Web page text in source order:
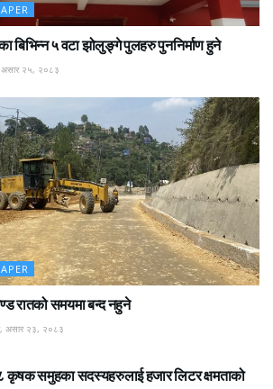
बिभिन्न ५ वटा झोलुङ्गे पुलहरु पुननिर्माण हुने
असार २५, २०८३
रातको समयमा बन्द नहुने
असार २३, २०८३
कृषक समुहका सदस्यहरुलाई हजार लिटर क्षमताको